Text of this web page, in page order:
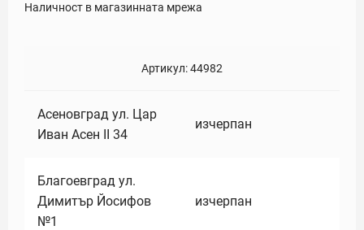
Наличност в магазинната мрежа
Артикул:44982
Асеновград ул. Цар
Иван Асен II 34
изчерпан
Благоевград ул.
Димитър Йосифов
№1
изчерпан